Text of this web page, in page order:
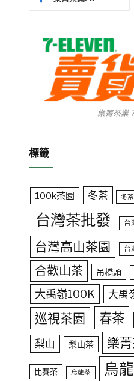
樂菁茶業
標籤
100k茶園 冬茶 冬
台灣茶批發 台
台灣高山茶園 台
合歡山茶 吊橋頭
大禹嶺100K 大禹
巡視茶園 春茶
梨山 梨山茶 樂
比賽茶 烏龍茶 烏